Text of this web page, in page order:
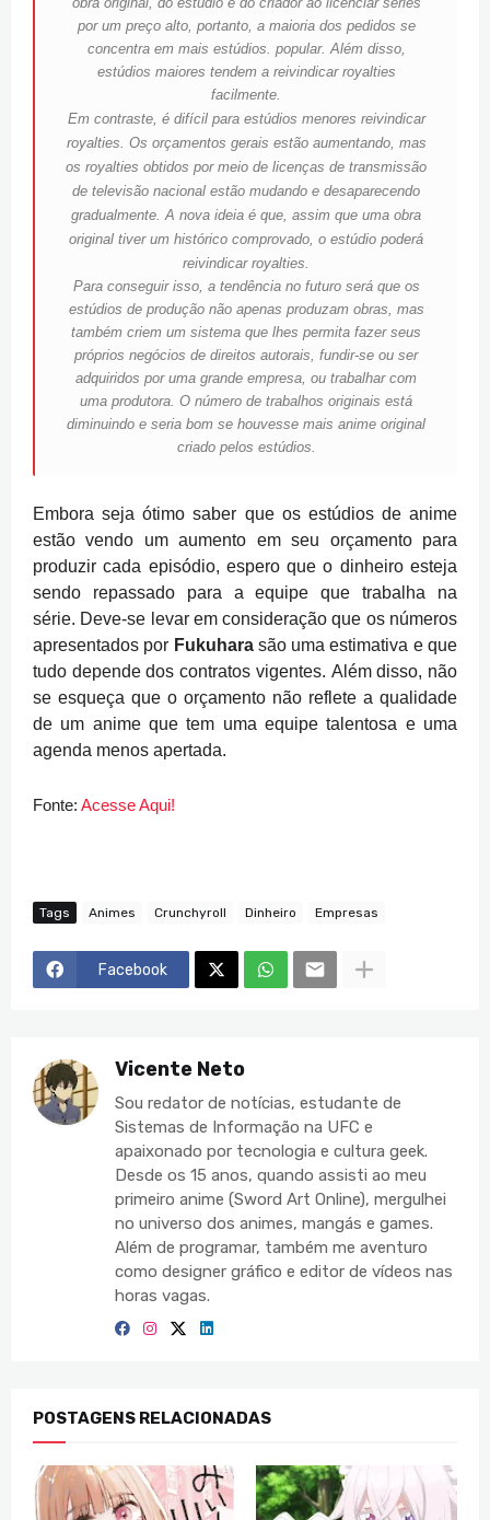
por um preço alto, portanto, a maioria dos pedidos se
concentra em mais estúdios. popular. Além disso,
estúdios maiores tendem a reivindicar royalties
facilmente.
Em contraste, é difícil para estúdios menores reivindicar
royalties. Os orçamentos gerais estão aumentando, mas
os royalties obtidos por meio de licenças de transmissão
de televisão nacional estão mudando e desaparecendo
gradualmente. A nova ideia é que, assim que uma obra
original tiver um histórico comprovado, o estúdio poderá
reivindicar royalties.
Para conseguir isso, a tendência no futuro será que os
estúdios de produção não apenas produzam obras, mas
também criem um sistema que lhes permita fazer seus
próprios negócios de direitos autorais, fundir-se ou ser
adquiridos por uma grande empresa, ou trabalhar com
uma produtora. O número de trabalhos originais está
diminuindo e seria bom se houvesse mais anime original
criado pelos estúdios.
Embora seja ótimo saber que os estúdios de anime
estão vendo um aumento em seu orçamento para
produzir cada episódio, espero que o dinheiro esteja
sendo repassado para a equipe que trabalha na
série. Deve-se levar em consideração que os números
apresentados por Fukuhara são uma estimativa e que
tudo depende dos contratos vigentes. Além disso, não
se esqueça que o orçamento não reflete a qualidade
de um anime que tem uma equipe talentosa e uma
agenda menos apertada.
Fonte: Acesse Aqui!
Tags Animes Crunchyroll Dinheiro Empresas
Facebook
Vicente Neto
Sou redator de notícias, estudante de
Sistemas de Informação na UFC e
apaixonado por tecnologia e cultura geek.
Desde os 15 anos, quando assisti ao meu
primeiro anime (Sword Art Online), mergulhei
no universo dos animes, mangás e games.
Além de programar, também me aventuro
como designer gráfico e editor de vídeos nas
horas vagas.
POSTAGENS RELACIONADAS